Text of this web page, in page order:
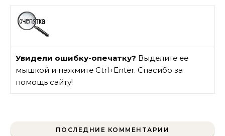
Увидели ошибку-опечатку? Выделите ее
мышкой и нажмите Ctrl+Enter. Спасибо за
помощь сайту!
ПОСЛЕДНИЕ КОММЕНТАРИИ